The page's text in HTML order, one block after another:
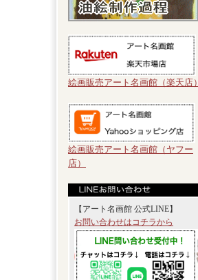
絵画販売アート名画館（楽天店）
絵画販売アート名画館（ヤフー
店）
【アート名画館 公式LINE】
お問い合わせはコチラから